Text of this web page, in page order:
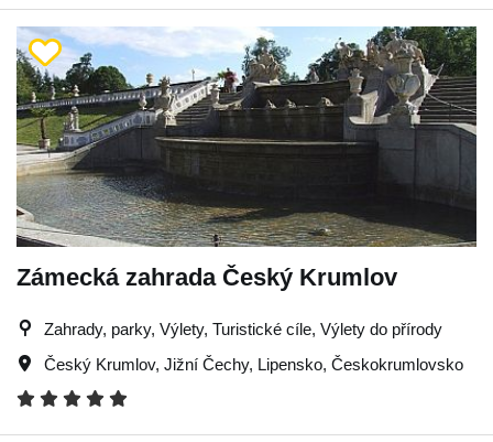
Zámecká zahrada Český Krumlov
Zahrady, parky, Výlety, Turistické cíle, Výlety do přírody
Český Krumlov, Jižní Čechy, Lipensko, Českokrumlovsko